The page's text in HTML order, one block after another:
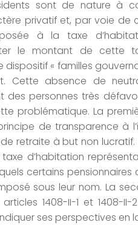
sont de nature à
privatif et, par voie de
à la taxe
le montant de cette
« familles
Cette absence de
des personnes très
problématique. La
de transparence à
retraite à but non lucratif.
d’habitation
certains pensionnaires
sous leur nom. La
1408-II-1 et 1408-
ses perspectives en